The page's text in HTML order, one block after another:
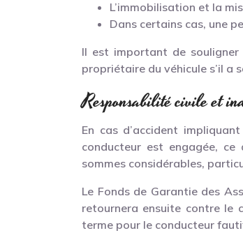
L’immobilisation et la
Dans certains cas, une
Il est important de souligner
propriétaire du véhicule s’il a
Responsabilité civile et
En cas d’accident
conducteur est engagée, ce
sommes considérables,
Le Fonds de Garantie des
retournera ensuite contre le
terme pour le conducteur